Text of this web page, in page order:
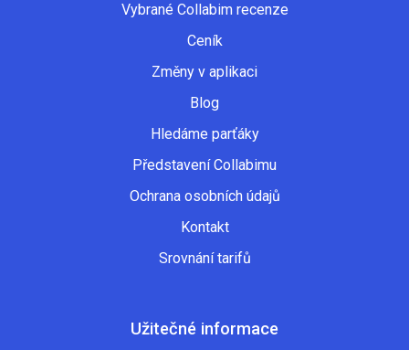
Vybrané Collabim recenze
Ceník
Změny v aplikaci
Blog
Hledáme parťáky
Představení Collabimu
Ochrana osobních údajů
Kontakt
Srovnání tarifů
Užitečné informace